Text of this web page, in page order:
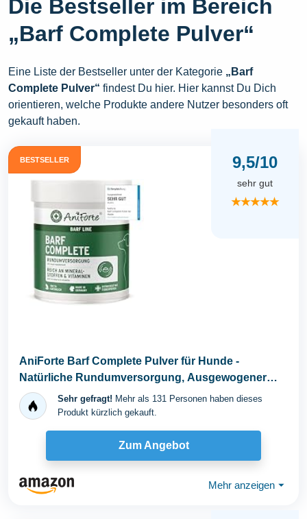
Die Bestseller im Bereich
„Barf Complete Pulver“
Eine Liste der Bestseller unter der Kategorie „Barf
Complete Pulver“ findest Du hier. Hier kannst Du Dich
orientieren, welche Produkte andere Nutzer besonders oft
gekauft haben.
BESTSELLER 9,5/10
sehr gut
★★★★★
AniForte Barf Complete Pulver für Hunde -
Natürliche Rundumversorgung, Ausgewogener
Zusatz beim...Sehr gefragt! Mehr als 131 Personen haben dieses
Produkt kürzlich gekauft.
Zum Angebot
Mehr anzeigen ⏷